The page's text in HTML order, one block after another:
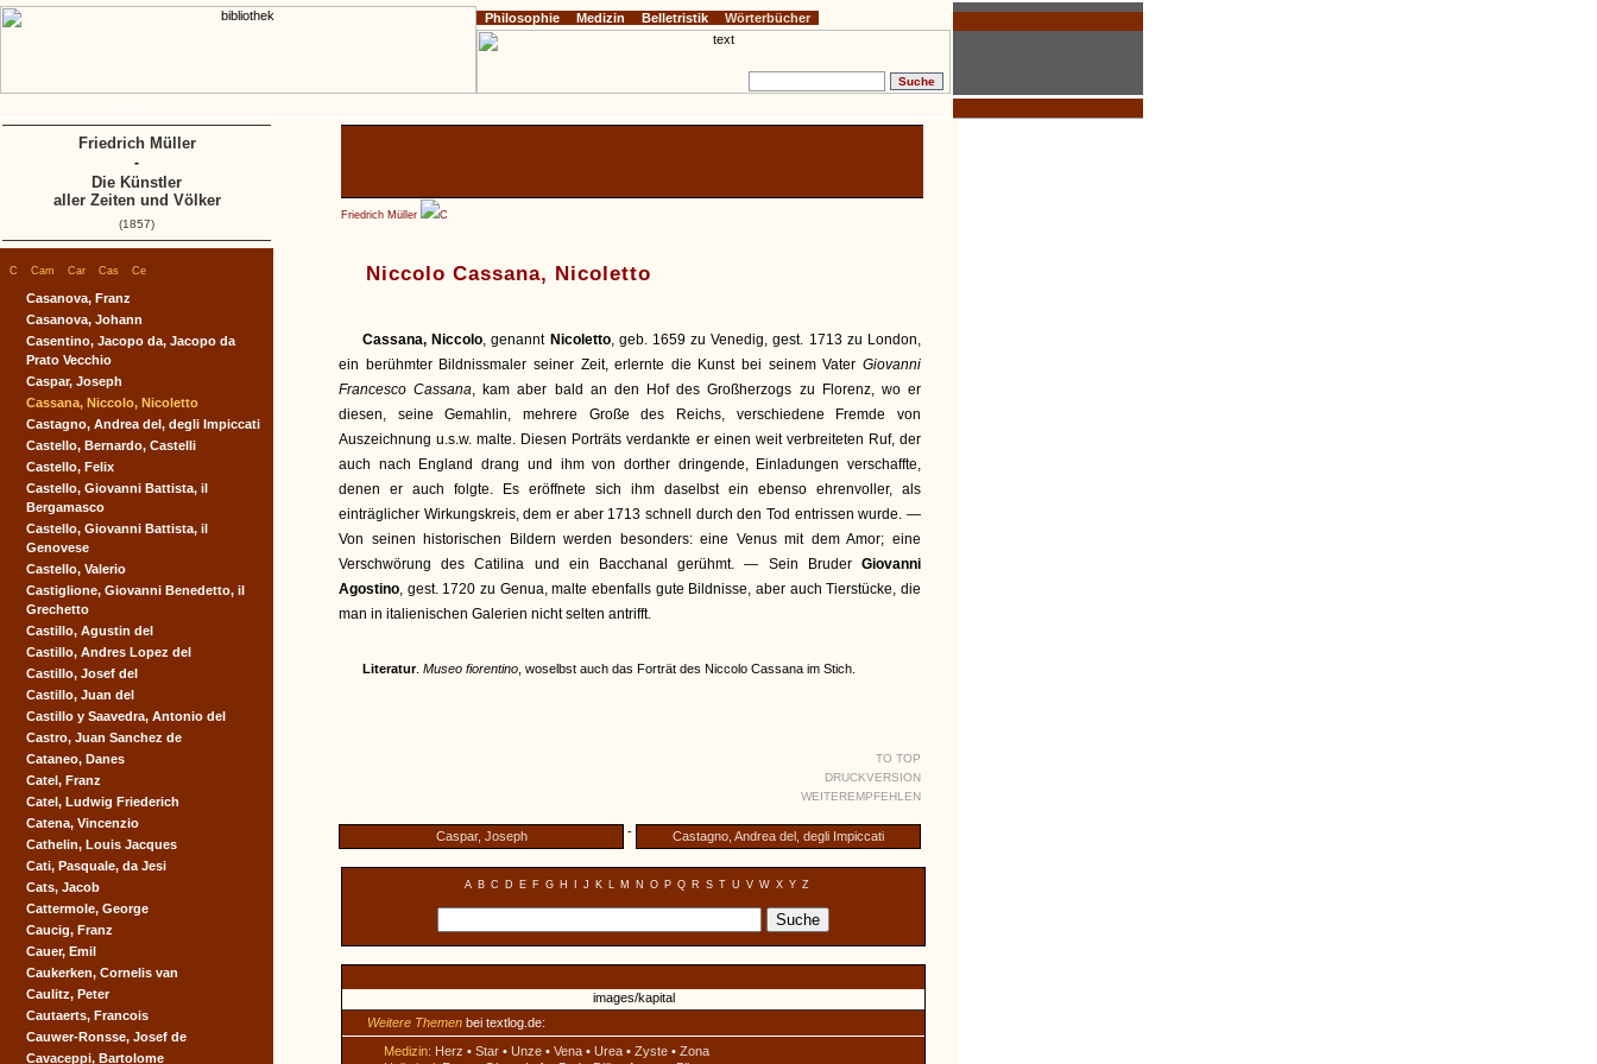
Friedrich Müller C
Niccolo Cassana, Nicoletto
Cassana, Niccolo, genannt Nicoletto, geb. 1659 zu Venedig, gest. 1713 zu London,
ein berühmter Bildnissmaler seiner Zeit, erlernte die Kunst bei seinem Vater Giovanni
Francesco Cassana, kam aber bald an den Hof des Großherzogs zu Florenz, wo er
diesen, seine Gemahlin, mehrere Große des Reichs, verschiedene Fremde von
Auszeichnung u.s.w. malte. Diesen Porträts verdankte er einen weit verbreiteten Ruf, der
auch nach England drang und ihm von dorther dringende, Einladungen verschaffte,
denen er auch folgte. Es eröffnete sich ihm daselbst ein ebenso ehrenvoller, als
einträglicher Wirkungskreis, dem er aber 1713 schnell durch den Tod entrissen wurde. —
Von seinen historischen Bildern werden besonders: eine Venus mit dem Amor; eine
Verschwörung des Catilina und ein Bacchanal gerühmt. — Sein Bruder Giovanni
Agostino, gest. 1720 zu Genua, malte ebenfalls gute Bildnisse, aber auch Tierstücke, die
man in italienischen Galerien nicht selten antrifft.
Literatur. Museo fiorentino , woselbst auch das Forträt des Niccolo Cassana im Stich.
TO TOP
DRUCKVERSION
WEITEREMPFEHLEN
Caspar, Joseph - Castagno, Andrea del, degli Impiccati
A B C D E F G H J K L M N O P Q R S T U V W X Y Z
Weitere Themen bei textlog.de:
Medizin: Herz • Star • Unze • Vena • Urea • Zyste • Zona
C Cam Car Cas Ce
Casanova, Franz
Casanova, Johann
Casentino, Jacopo da, Jacopo da
Prato Vecchio
Caspar, Joseph
Cassana, Niccolo, Nicoletto
Castagno, Andrea del, degli Impiccati
Castello, Bernardo, Castelli
Castello, Felix
Castello, Giovanni Battista, il
Bergamasco
Castello, Giovanni Battista, il
Genovese
Castello, Valerio
Castiglione, Giovanni Benedetto, il
Grechetto
Castillo, Agustin del
Castillo, Andres Lopez del
Castillo, Josef del
Castillo, Juan del
Castillo y Saavedra, Antonio del
Castro, Juan Sanchez de
Cataneo, Danes
Catel, Franz
Catel, Ludwig Friederich
Catena, Vincenzio
Cathelin, Louis Jacques
Cati, Pasquale, da Jesi
Cats, Jacob
Cattermole, George
Caucig, Franz
Cauer, Emil
Caukerken, Cornelis van
Caulitz, Peter
Cautaerts, Francois
Cauwer-Ronsse, Josef de
Cavaceppi, Bartolome
Philosophie Medizin Belletristik Wörterbücher
Friedrich Müller
-
Die Künstler
aller Zeiten und Völker
(1857)